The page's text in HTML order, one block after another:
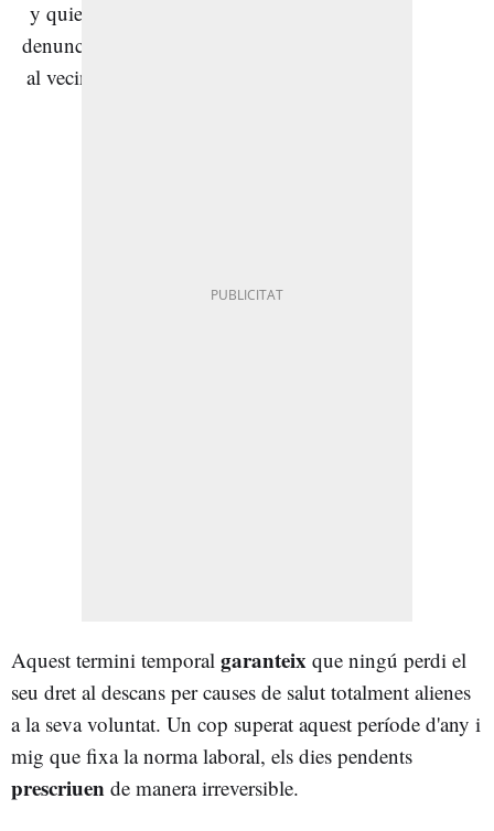
Aquest termini temporal garanteix que ningú perdi el
seu dret al descans per causes de salut totalment alienes
a la seva voluntat. Un cop superat aquest període d'any i
mig que fixa la norma laboral, els dies pendents
prescriuen de manera irreversible.